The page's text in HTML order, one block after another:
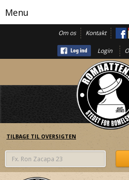
Om os Kontakt
Login
Menu
TILBAGE TIL OVERSIGTEN